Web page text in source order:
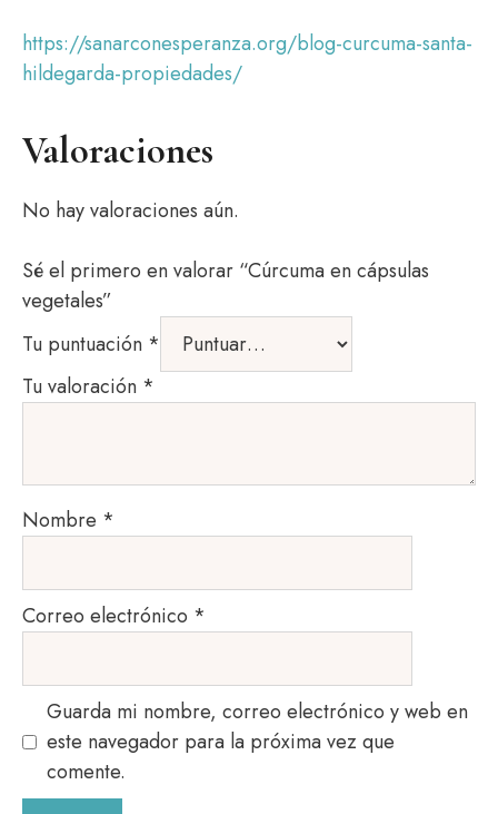
https://sanarconesperanza.org/blog-curcuma-santa-
hildegarda-propiedades/
Valoraciones
No hay valoraciones aún.
Sé el primero en valorar “Cúrcuma en cápsulas
vegetales”
Tu puntuación *
Tu valoración *
Nombre *
Correo electrónico *
Guarda mi nombre, correo electrónico y web en
este navegador para la próxima vez que
comente.